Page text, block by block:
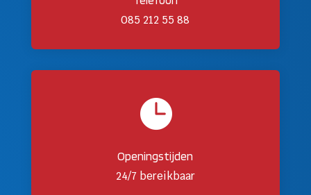
085 212 55 88

Openingstijden
24/7 bereikbaar